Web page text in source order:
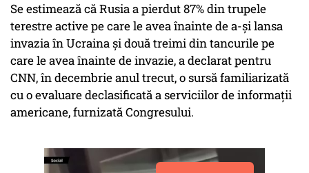
Se estimează că Rusia a pierdut 87% din trupele
terestre active pe care le avea înainte de a-și lansa
invazia în Ucraina și două treimi din tancurile pe
care le avea înainte de invazie, a declarat pentru
CNN, în decembrie anul trecut, o sursă familiarizată
cu o evaluare declasificată a serviciilor de informații
americane, furnizată Congresului.